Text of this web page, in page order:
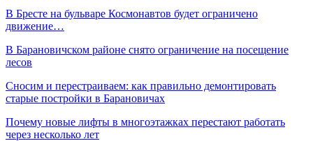
В Бресте на бульваре Космонавтов будет ограничено
движение…
В Барановичском районе снято ограничение на посещение
лесов
Сносим и перестраиваем: как правильно демонтировать
старые постройки в Барановичах
Почему новые лифты в многоэтажках перестают работать
через несколько лет